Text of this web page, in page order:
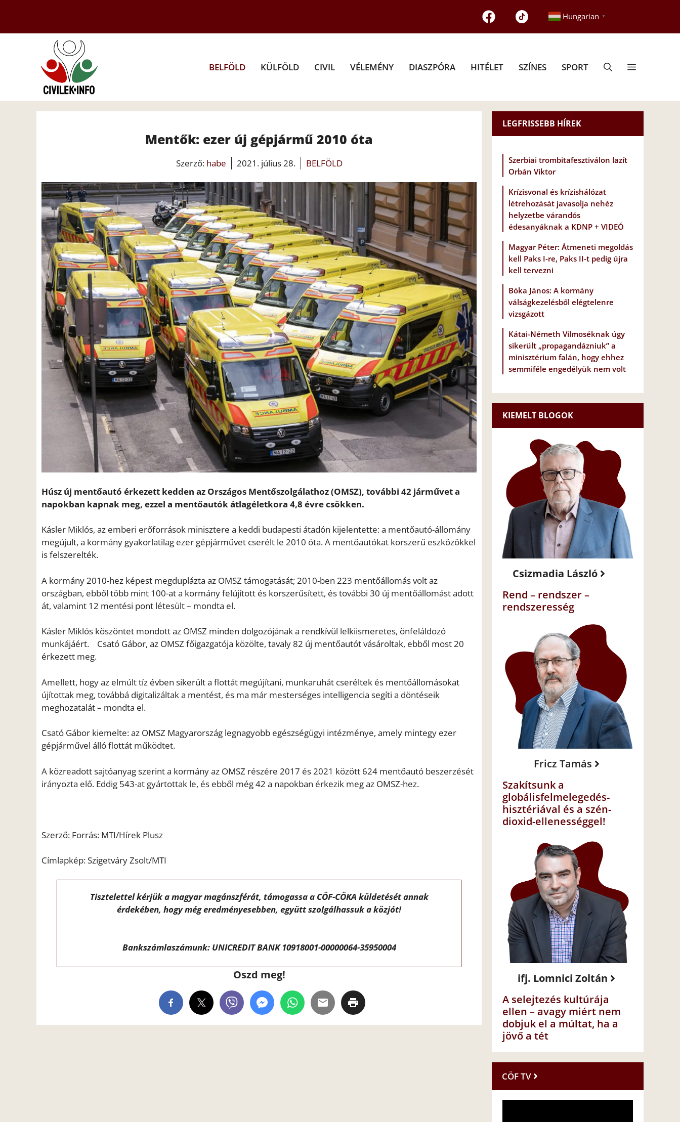
tartalomba
Hungarian ▼
BELFÖLD KÜLFÖLD CIVIL VÉLEMÉNY DIASZPÓRA HITÉLET SZÍNES SPORT
Mentők: ezer új gépjármű 2010 óta
Szerző: habe 2021. július 28. BELFÖLD
Húsz új mentőautó érkezett kedden az Országos Mentőszolgálathoz (OMSZ), további 42 járművet a
napokban kapnak meg, ezzel a mentőautók átlagéletkora 4,8 évre csökken.
Kásler Miklós, az emberi erőforrások minisztere a keddi budapesti átadón kijelentette: a mentőautó-állomány
megújult, a kormány gyakorlatilag ezer gépjárművet cserélt le 2010 óta. A mentőautókat korszerű eszközökkel
is felszerelték.
A kormány 2010-hez képest megduplázta az OMSZ támogatását; 2010-ben 223 mentőállomás volt az
országban, ebből több mint 100-at a kormány felújított és korszerűsített, és további 30 új mentőállomást adott
át, valamint 12 mentési pont létesült – mondta el.
Kásler Miklós köszöntet mondott az OMSZ minden dolgozójának a rendkívül lelkiismeretes, önfeláldozó
munkájáért. Csató Gábor, az OMSZ főigazgatója közölte, tavaly 82 új mentőautót vásároltak, ebből most 20
érkezett meg.
Amellett, hogy az elmúlt tíz évben sikerült a flottát megújítani, munkaruhát cseréltek és mentőállomásokat
újítottak meg, továbbá digitalizáltak a mentést, és ma már mesterséges intelligencia segíti a döntéseik
meghozatalát – mondta el.
Csató Gábor kiemelte: az OMSZ Magyarország legnagyobb egészségügyi intézménye, amely mintegy ezer
gépjárművel álló flottát működtet.
A közreadott sajtóanyag szerint a kormány az OMSZ részére 2017 és 2021 között 624 mentőautó beszerzését
irányozta elő. Eddig 543-at gyártottak le, és ebből még 42 a napokban érkezik meg az OMSZ-hez.
Szerző: Forrás: MTI/Hírek Plusz
Címlapkép: Szigetváry Zsolt/MTI
Tisztelettel kérjük a magyar magánszférát, támogassa a CÖF-CÖKA küldetését annak
érdekében, hogy még eredményesebben, együtt szolgálhassuk a közjót!
Bankszámlaszámunk: UNICREDIT BANK 10918001-00000064-35950004
Oszd meg!
LEGFRISSEBB HÍREK
Szerbiai trombitafesztiválon lazít
Orbán Viktor
Krízisvonal és krízishálózat
létrehozását javasolja nehéz
helyzetbe várandós
édesanyáknak a KDNP + VIDEÓ
Magyar Péter: Átmeneti megoldás
kell Paks I-re, Paks II-t pedig újra
kell tervezni
Bóka János: A kormány
válságkezelésből elégtelenre
vizsgázott
Kátai-Németh Vilmoséknak úgy
sikerült „propagandázniuk” a
minisztérium falán, hogy ehhez
semmiféle engedélyük nem volt
KIEMELT BLOGOK
Csizmadia László
Rend – rendszer –
rendszeresség
Fricz Tamás
Szakítsunk a
globálisfelmelegedés-
hisztériával és a szén-
dioxid-ellenességgel!
ifj. Lomnici Zoltán
A selejtezés kultúrája
ellen – avagy miért nem
dobjuk el a múltat, ha a
jövő a tét
CÖF TV